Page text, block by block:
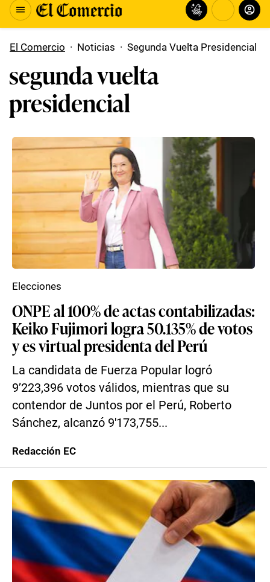
El Comercio · Noticias · Segunda Vuelta Presidencial
segunda vuelta
presidencial
ONPE al 100% de actas contabilizadas:
Keiko Fujimori logra 50.135% de votos
y es virtual presidenta del Perú
La candidata de Fuerza Popular logró
9’223,396 votos válidos, mientras que su
contendor de Juntos por el Perú, Roberto
Sánchez, alcanzó 9′173,755...
Elecciones
Redacción EC